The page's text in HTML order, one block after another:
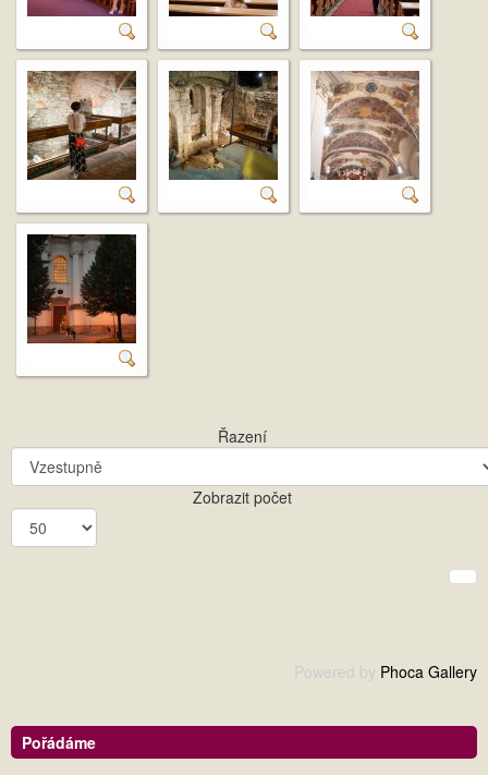
Řazení
Zobrazit počet
Powered by Phoca Gallery
Pořádáme